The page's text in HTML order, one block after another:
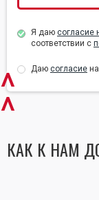
Я даю согласие
соответствии с
Даю согласие
КАК К НАМ
^
^